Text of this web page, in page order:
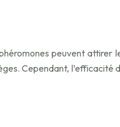
peuvent attirer
Cependant,